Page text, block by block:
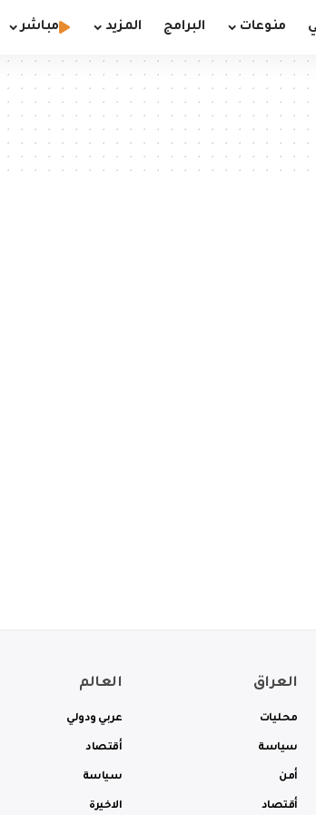
منوعات البرامج المزيد مباشر
العراق
محليات
سياسة
أمن
أقتصاد
العالم
عربي ودولي
أقتصاد
سياسة
الاخيرة